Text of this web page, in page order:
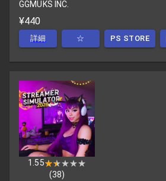
GGMUKS INC.
¥440
詳細 ☆ PS STORE
1.55★★★★★
★★★★★
(38)